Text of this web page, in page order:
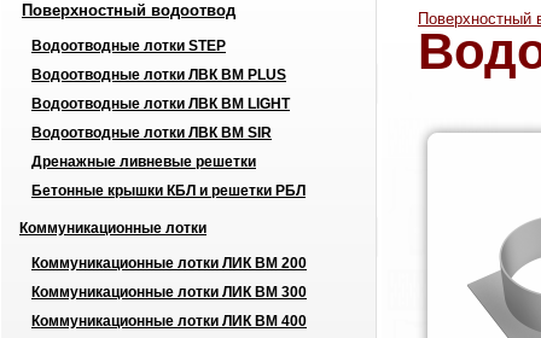
Поверхностный водоотвод
Водоотводные лотки STEP
Водоотводные лотки ЛВК ВМ PLUS
Водоотводные лотки ЛВК ВМ LIGHT
Водоотводные лотки ЛВК ВМ SIR
Дренажные ливневые решетки
Бетонные крышки КБЛ и решетки РБЛ
Коммуникационные лотки
Коммуникационные лотки ЛИК ВМ 200
Коммуникационные лотки ЛИК ВМ 300
Коммуникационные лотки ЛИК ВМ 400
Поверхностный